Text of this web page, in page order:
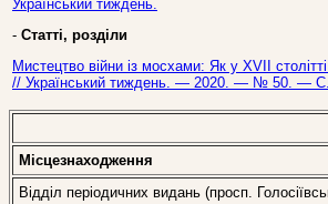
Український тиждень.
- Статті, розділи
Мистецтво війни із мосхами: Як у ХVІІ
// Український тиждень. — 2020. — № 50. —
Місцезнаходження
Відділ періодичних видань (просп.